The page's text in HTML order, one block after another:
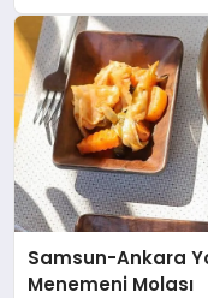
Samsun-Ankara
Menemeni Molası